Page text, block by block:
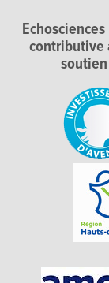
contributive